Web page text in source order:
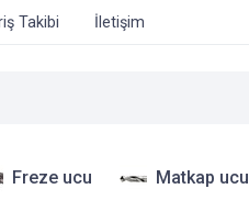
Takibi İletişim
Freze ucu Matkap ucu